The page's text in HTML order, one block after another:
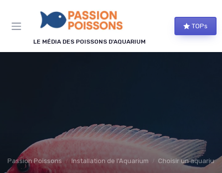
LE MÉDIA DES POISSONS D'AQUARIUM
TOPs
Passion Poissons Installation de l'Aquarium Choisir un aquarium